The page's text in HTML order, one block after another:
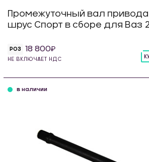
Промежуточный вал привода
шрус Спорт в сборе для Ваз
РОЗ 18 800
НЕ ВКЛЮЧАЕТ НДС
в наличии